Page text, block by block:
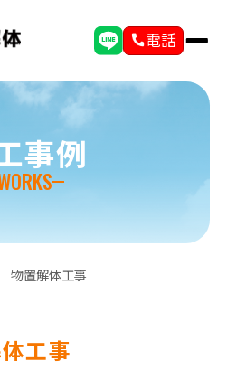
電話
事例
物置解体工事
工事